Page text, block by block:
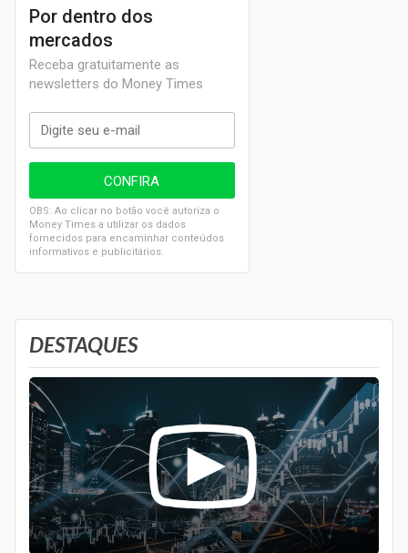
Os recursos captados pela oferta da Alphaville foram
direcionados para investimentos operacionais e
despesas administrativas.
mercado financeiro
investidor a possua, ele pode ter direito a voto nas
assembleias gerais e também receberá proventos,
comodividendos ejuros sobre o capital próprio
DESTAQUES
Por dentro dos
mercados
Receba gratuitamente as
newsletters do Money Times
OBS: Ao clicar no botão você autoriza o
Money Times a utilizar os dados
fornecidos para encaminhar conteúdos
informativos e publicitários.